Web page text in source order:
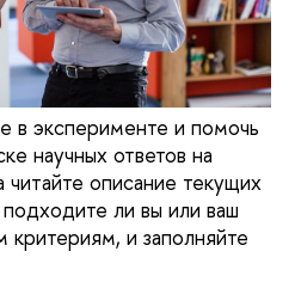
в эксперименте и помочь
научных ответов на
описание текущих
ли вы или ваш
и заполняйте